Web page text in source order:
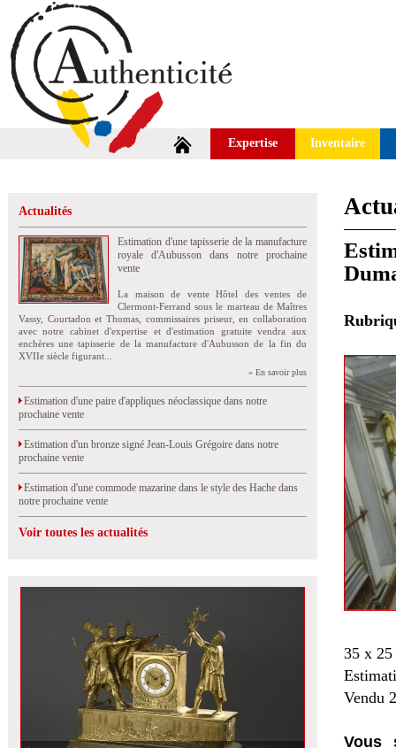
Expertise Inventaire
Actualités
Estimation d'une tapisserie de la manufacture
royale d'Aubusson dans notre prochaine
vente
La maison de vente Hôtel des ventes de
Clermont-Ferrand sous le marteau de Maîtres
Vassy, Courtadon et Thomas, commissaires priseur, en collaboration
avec notre cabinet d'expertise et d'estimation gratuite vendra aux
enchères une tapisserie de la manufacture d'Aubusson de la fin du
XVIIe siècle figurant...
» En savoir plus
Estimation d'une paire d'appliques néoclassique dans notre
prochaine vente
Estimation d'un bronze signé Jean-Louis Grégoire dans notre
prochaine vente
Estimation d'une commode mazarine dans le style des Hache dans
notre prochaine vente
Voir toutes les actualités
35 x
Vendu
Vous